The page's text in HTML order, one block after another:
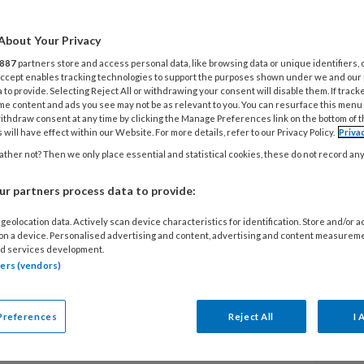
samengesteld
waarmee u efficiënt in zes
en esthetisch
isoleren, bonden, restaureren,
polijsten.
levert de fabrikant me een box aan
zes stappen bevinden. Voor het
nieuwste polymerisatielamp Bluephase
contoureringsinstrumenten
is een ergonomisch gevormd handvat
kunnen worden voor het aandrukken
bijvoorbeeld occlusale fissuren.
Your Privacy
887 partners store and access personal data, like browsing data or unique identifiers,
enables tracking technologies to support the purposes shown under we and
to provide. Selecting Reject All or withdrawing your consent will disable them. If
content and ads you see may not be as relevant to you. You can resurface this
consent at any time by clicking the Manage Preferences link on the bottom of
will have effect within our Website. For more details, refer to our Privacy Policy.
not? Then we only place essential and statistical cookies, these do not record
partners process data to provide:
data. Actively scan device characteristics for identification. Store and/or
a device. Personalised advertising and content, advertising and content
services development.
(vendors)
Reject All I